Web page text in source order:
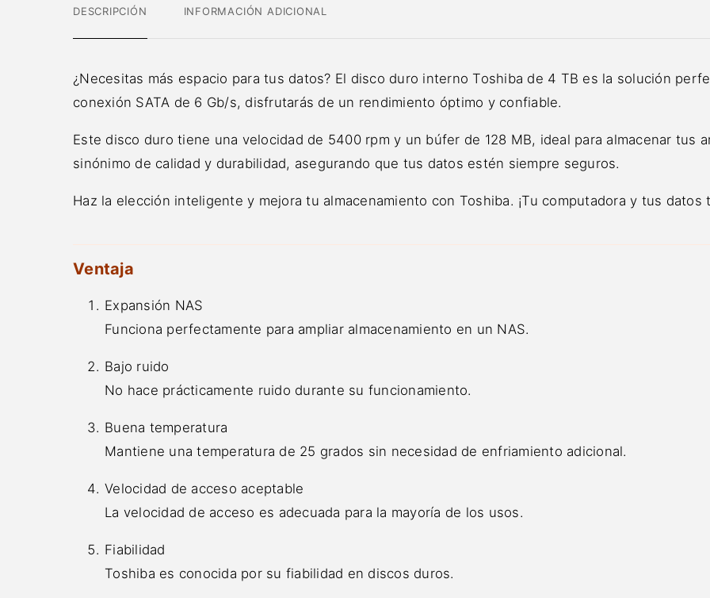
DESCRIPCIÓN INFORMACIÓN ADICIONAL
¿Necesitas más espacio para tus datos? El disco duro interno Toshiba de 4 TB es la solución
conexión SATA de 6 Gb/s, disfrutarás de un rendimiento óptimo y confiable.
Este disco duro tiene una velocidad de 5400 rpm y un búfer de 128 MB, ideal para almacenar tus
sinónimo de calidad y durabilidad, asegurando que tus datos estén siempre seguros.
Haz la elección inteligente y mejora tu almacenamiento con Toshiba. ¡Tu computadora y tus datos
Ventaja
Expansión NAS
Funciona perfectamente para ampliar almacenamiento en un NAS.
Bajo ruido
No hace prácticamente ruido durante su funcionamiento.
Buena temperatura
Mantiene una temperatura de 25 grados sin necesidad de enfriamiento adicional.
Velocidad de acceso aceptable
La velocidad de acceso es adecuada para la mayoría de los usos.
Fiabilidad
Toshiba es conocida por su fiabilidad en discos duros.